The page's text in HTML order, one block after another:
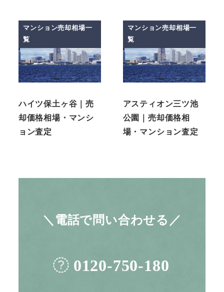
マンション売却相場一
覧
ハイツ保土ヶ谷｜売
却価格相場・マンシ
ョン査定
マンション売却相場一
覧
アスティオン三ツ池
公園｜売却価格相
場・マンション査定
＼電話で問い合わせる／
0120-750-180